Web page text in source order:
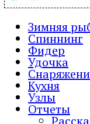
Зимняя
Спиннинг
Фидер
Удочка
Кухня
Узлы
Отчеты